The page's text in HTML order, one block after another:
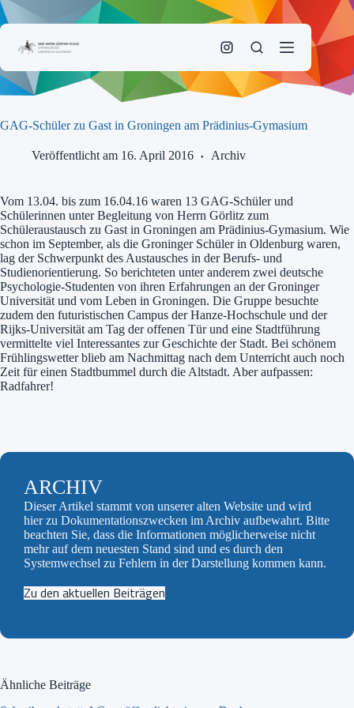
Zum
Inhalt
GAG-Schüler zu Gast in Groningen am Prädinius-Gymasium
Veröffentlicht am 16. April 2016 Archiv
Vom 13.04. bis zum 16.04.16 waren 13 GAG-Schüler und
Schülerinnen unter Begleitung von Herrn Görlitz zum
Schüleraustausch zu Gast in Groningen am Prädinius-Gymasium. Wie
schon im September, als die Groninger Schüler in Oldenburg waren,
lag der Schwerpunkt des Austausches in der Berufs- und
Studienorientierung. So berichteten unter anderem zwei deutsche
Psychologie-Studenten von ihren Erfahrungen an der Groninger
Universität und vom Leben in Groningen. Die Gruppe besuchte
zudem den futuristischen Campus der Hanze-Hochschule und der
Rijks-Universität am Tag der offenen Tür und eine Stadtführung
vermittelte viel Interessantes zur Geschichte der Stadt. Bei schönem
Frühlingswetter blieb am Nachmittag nach dem Unterricht auch noch
Zeit für einen Stadtbummel durch die Altstadt. Aber aufpassen:
Radfahrer!
ARCHIV
Dieser Artikel stammt von unserer alten Website und wird
hier zu Dokumentationszwecken im Archiv aufbewahrt. Bitte
beachten Sie, dass die Informationen möglicherweise nicht
mehr auf dem neuesten Stand sind und es durch den
Systemwechsel zu Fehlern in der Darstellung kommen kann.
Zu den aktuellen Beiträgen
Ähnliche Beiträge